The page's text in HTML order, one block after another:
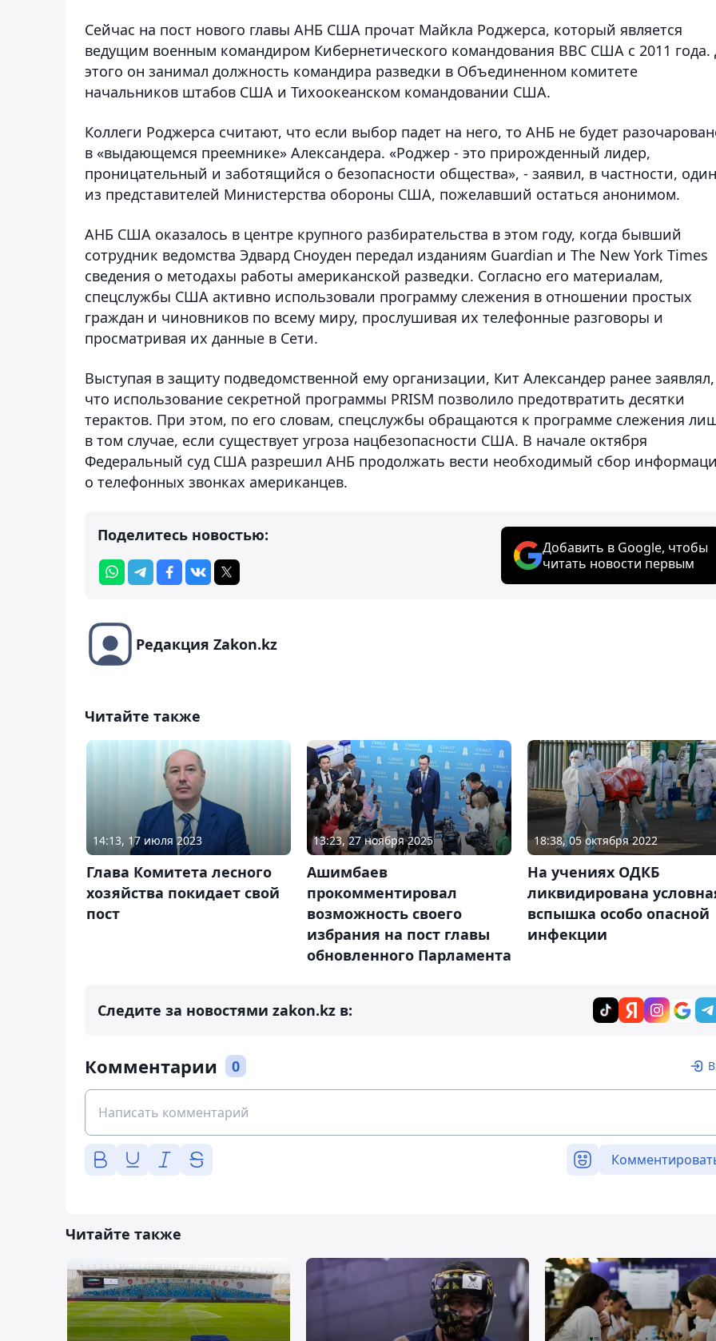
Сейчас на пост нового главы АНБ США прочат Майкла Роджерса, который является
ведущим военным командиром Кибернетического командования ВВС США с 2011 года.
этого он занимал должность командира разведки в Объединенном комитете
начальников штабов США и Тихоокеанском командовании США.
Коллеги Роджерса считают, что если выбор падет на него, то АНБ не будет
в «выдающемся преемнике» Александера. «Роджер - это прирожденный лидер,
проницательный и заботящийся о безопасности общества», - заявил, в частности, один
из представителей Министерства обороны США, пожелавший остаться анонимом.
АНБ США оказалось в центре крупного разбирательства в этом году, когда бывший
сотрудник ведомства Эдвард Сноуден передал изданиям Guardian и The New York Times
сведения о методахы работы американской разведки. Согласно его материалам,
спецслужбы США активно использовали программу слежения в отношении простых
граждан и чиновников по всему миру, прослушивая их телефонные разговоры и
просматривая их данные в Сети.
Выступая в защиту подведомственной ему организации, Кит Александер ранее заявлял,
что использование секретной программы PRISM позволило предотвратить десятки
терактов. При этом, по его словам, спецслужбы обращаются к программе слежения
в том случае, если существует угроза нацбезопасности США. В начале октября
Федеральный суд США разрешил АНБ продолжать вести необходимый сбор
о телефонных звонках американцев.
Поделитесь новостью:
Добавить в Google, чтобы
читать новости первым
Редакция Zakon.kz
Читайте также
14:13, 17 июля 2023
Глава Комитета лесного
хозяйства покидает свой
пост
13:23, 27 ноября 2025
Ашимбаев
прокомментировал
возможность своего
избрания на пост главы
обновленного Парламента
18:38, 05 октября 2022
На учениях ОДКБ
ликвидирована
вспышка особо опасной
инфекции
Следите за новостями zakon.kz в:
Комментарии 0
Читайте также